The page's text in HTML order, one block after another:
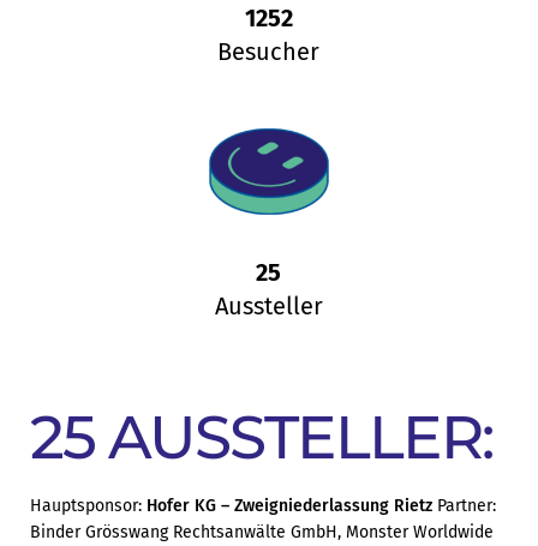
1252
Besucher
25
Aussteller
25 AUSSTELLER:
Hauptsponsor: Hofer KG – Zweigniederlassung Rietz Partner:
Binder Grösswang Rechtsanwälte GmbH, Monster Worldwide